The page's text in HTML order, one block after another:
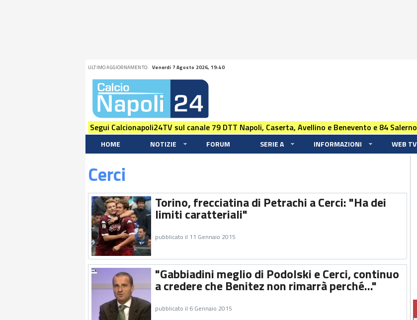
ULTIMO AGGIORNAMENTO: Venerdi 7 Agosto 2026, 19:40
Segui Calcionapoli24TV sul canale 79 DTT Napoli, Caserta, Avellino e Benevento e 84 Salerno
HOME NOTIZIE FORUM SERIE A INFORMAZIONI WEB TV
Cerci
Torino, frecciatina di Petrachi a Cerci: "Ha dei
limiti caratteriali"
pubblicato il 11 Gennaio 2015
"Gabbiadini meglio di Podolski e Cerci, continuo
a credere che Benitez non rimarrà perché..."
pubblicato il 6 Gennaio 2015